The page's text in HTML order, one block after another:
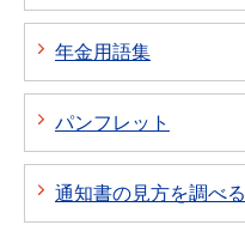
年金用語集
パンフレット
通知書の見方を調べる